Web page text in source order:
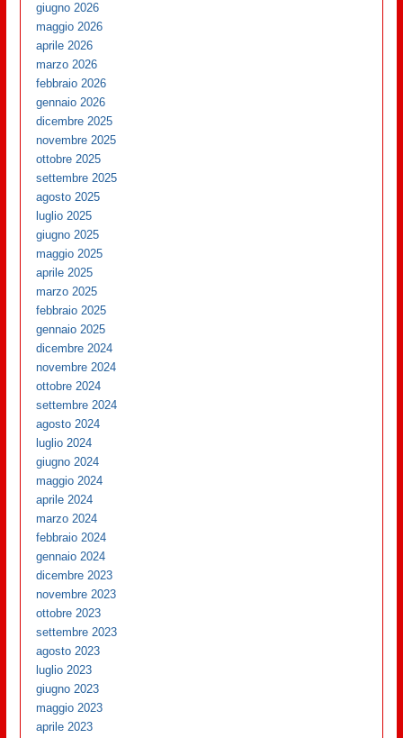
giugno 2026
maggio 2026
aprile 2026
marzo 2026
febbraio 2026
gennaio 2026
dicembre 2025
novembre 2025
ottobre 2025
settembre 2025
agosto 2025
luglio 2025
giugno 2025
maggio 2025
aprile 2025
marzo 2025
febbraio 2025
gennaio 2025
dicembre 2024
novembre 2024
ottobre 2024
settembre 2024
agosto 2024
luglio 2024
giugno 2024
maggio 2024
aprile 2024
marzo 2024
febbraio 2024
gennaio 2024
dicembre 2023
novembre 2023
ottobre 2023
settembre 2023
agosto 2023
luglio 2023
giugno 2023
maggio 2023
aprile 2023